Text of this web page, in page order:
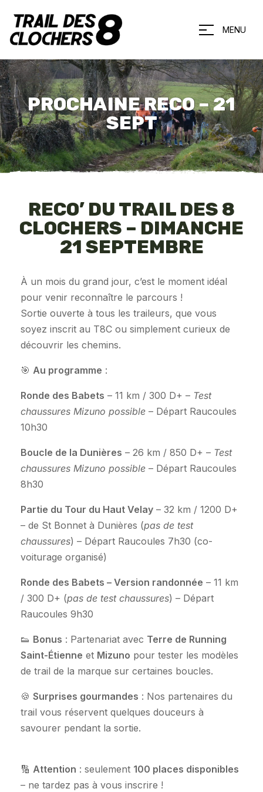
MENU
PROCHAINE RECO – 21
SEPT
RECO’ DU TRAIL DES 8
CLOCHERS – DIMANCHE
21 SEPTEMBRE
À un mois du grand jour, c’est le moment idéal
pour venir reconnaître le parcours !
Sortie ouverte à tous les traileurs, que vous
soyez inscrit au T8C ou simplement curieux de
découvrir les chemins.
🎯 Au programme :
Ronde des Babets – 11 km / 300 D+ – Test
chaussures Mizuno possible – Départ Raucoules
10h30
Boucle de la Dunières – 26 km / 850 D+ – Test
chaussures Mizuno possible – Départ Raucoules
8h30
Partie du Tour du Haut Velay – 32 km / 1200 D+
– de St Bonnet à Dunières (pas de test
chaussures) – Départ Raucoules 7h30 (co-
voiturage organisé)
Ronde des Babets – Version randonnée – 11 km
/ 300 D+ (pas de test chaussures) – Départ
Raucoules 9h30
👟 Bonus : Partenariat avec Terre de Running
Saint-Étienne et Mizuno pour tester les modèles
de trail de la marque sur certaines boucles.
🍪 Surprises gourmandes : Nos partenaires du
trail vous réservent quelques douceurs à
savourer pendant la sortie.
🔢 Attention : seulement 100 places disponibles
– ne tardez pas à vous inscrire !